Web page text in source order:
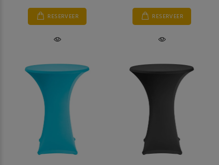
RESERVEER RESERVEER